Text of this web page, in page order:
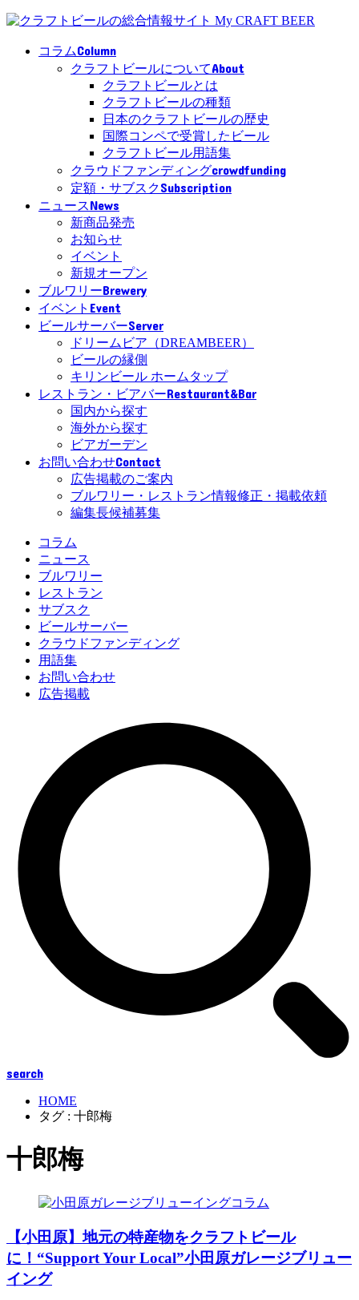
コラムColumn
クラフトビールについてAbout
クラフトビールとは
クラフトビールの種類
日本のクラフトビールの歴史
国際コンペで受賞したビール
クラフトビール用語集
クラウドファンディングcrowdfunding
定額・サブスクSubscription
ニュースNews
新商品発売
お知らせ
イベント
新規オープン
ブルワリーBrewery
イベント Event
ビールサーバーServer
ドリームビア（DREAMBEER）
ビールの縁側
キリンビール ホームタップ
レストラン・ビアバーRestaurant&Bar
国内から探す
海外から探す
ビアガーデン
お問い合わせContact
広告掲載のご案内
ブルワリー・レストラン情報修正・掲載依頼
編集長候補募集
コラム
ニュース
ブルワリー
レストラン
サブスク
ビールサーバー
クラウドファンディング
用語集
お問い合わせ
広告掲載
search
HOME
タグ : 十郎梅
十郎梅
コラム
【小田原】地元の特産物をクラフトビール
に！“Support Your Local”小田原ガレージブリュー
イング